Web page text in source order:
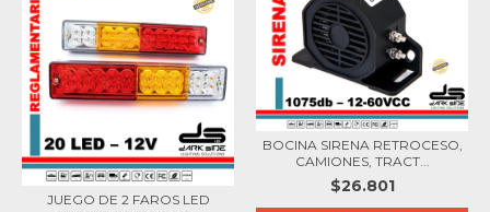
JUEGO DE 2 FAROS LED
BOCINA SIRENA RETROCESO,
CAMIONES, TRACT...
$26.801